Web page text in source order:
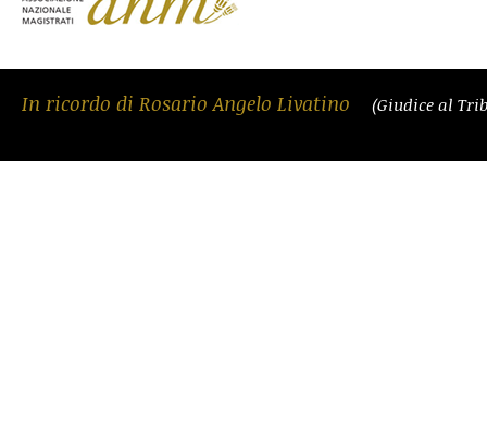
In ricordo di Rosario Angelo Livatino (Giudice al